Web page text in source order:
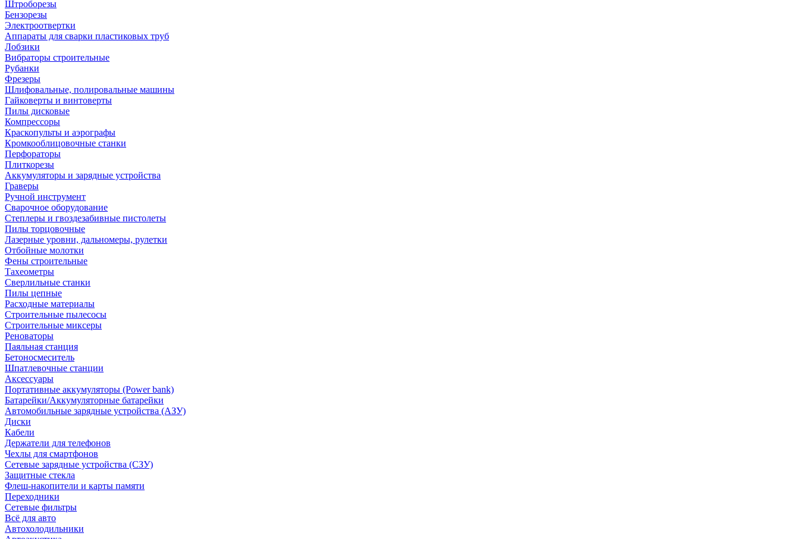
Штроборезы
Бензорезы
Электроотвертки
Аппараты для сварки пластиковых труб
Лобзики
Вибраторы строительные
Рубанки
Фрезеры
Шлифовальные, полировальные машины
Гайковерты и винтоверты
Пилы дисковые
Компрессоры
Краскопульты и аэрографы
Кромкооблицовочные станки
Перфораторы
Плиткорезы
Аккумуляторы и зарядные устройства
Граверы
Ручной инструмент
Сварочное оборудование
Степлеры и гвоздезабивные пистолеты
Пилы торцовочные
Лазерные уровни, дальномеры, рулетки
Отбойные молотки
Фены строительные
Тахеометры
Сверлильные станки
Пилы цепные
Расходные материалы
Строительные пылесосы
Строительные миксеры
Реноваторы
Паяльная станция
Бетоносмеситель
Шпатлевочные станции
Аксессуары
Портативные аккумуляторы (Power bank)
Батарейки/Аккумуляторные батарейки
Автомобильные зарядные устройства (АЗУ)
Диски
Кабели
Держатели для телефонов
Чехлы для смартфонов
Сетевые зарядные устройства (СЗУ)
Защитные стекла
Флеш-накопители и карты памяти
Переходники
Сетевые фильтры
Всё для авто
Автохолодильники